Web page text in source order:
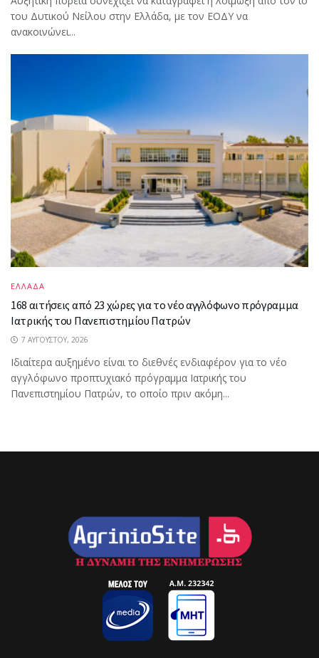
του Δυτικού Νείλου στην Ελλάδα, με τον ΕΟΔΥ να
ανακοινώνει...
ΕΛΛΑΔΑ
168 αιτήσεις από 23 χώρες για το νέο αγγλόφωνο πρόγραμμα
Ιατρικής του Πανεπιστημίου Πατρών
7 ΑΥΓΟΎΣΤΟΥ, 2026
Ιδιαίτερα αυξημένο είναι το διεθνές ενδιαφέρον για το νέο
αγγλόφωνο προπτυχιακό πρόγραμμα Ιατρικής του
Πανεπιστημίου Πατρών, το οποίο πριν ακόμη...